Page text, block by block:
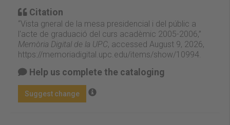
Citation
“Vista gneral de la mesa presidencial i del públic a
l'acte de graduació del curs acadèmic 2005-2006,”
Memòria Digital de la UPC, accessed August 9, 2026,
https://memoriadigital.upc.edu/items/show/10994
Help us complete the cataloging
Suggest change